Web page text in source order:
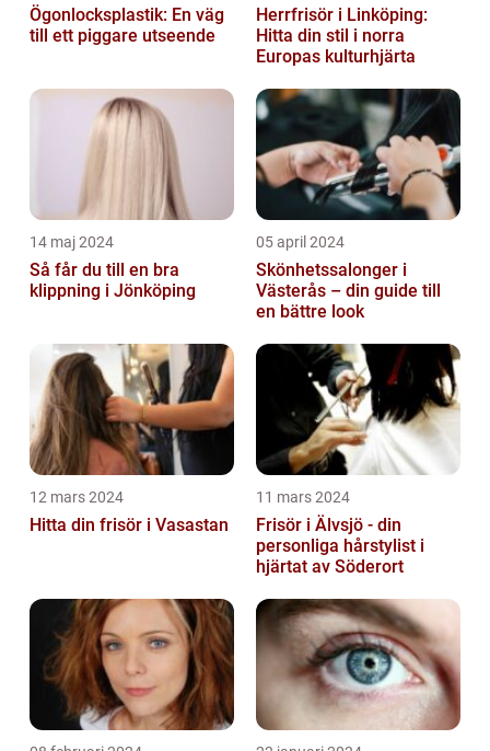
Ögonlocksplastik: En väg
till ett piggare utseende
Herrfrisör i Linköping:
Hitta din stil i norra
Europas kulturhjärta
14 maj 2024
Så får du till en bra
klippning i Jönköping
05 april 2024
Skönhetssalonger i
Västerås – din guide till
en bättre look
12 mars 2024
Hitta din frisör i Vasastan
11 mars 2024
Frisör i Älvsjö - din
personliga hårstylist i
hjärtat av Söderort